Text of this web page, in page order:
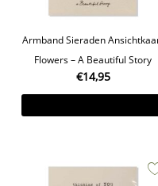
Armband Sieraden
Flowers – A Beautiful Story
€14,95